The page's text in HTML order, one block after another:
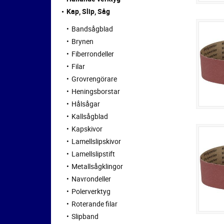
Kap, Slip, Såg
Bandsågblad
Brynen
Fiberrondeller
Filar
Grovrengörare
Heningsborstar
Hålsågar
Kallsågblad
Kapskivor
Lamellslipskivor
Lamellslipstift
Metallsågklingor
Navrondeller
Polerverktyg
Roterande filar
Slipband